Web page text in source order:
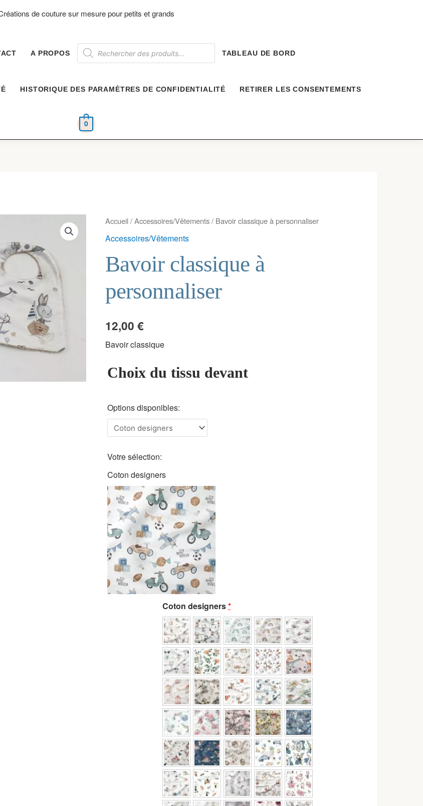
de couture sur mesure pour petits et grands
A PROPOS
Recherche
de
produits
TABLEAU DE BORD
HISTORIQUE DES PARAMÈTRES DE CONFIDENTIALITÉ RETIRER LES CONSENTEMENTS
0
Accueil/Accessoires/Vêtements/ Bavoir classique à personnaliser
Accessoires/Vêtements
Bavoir classique à
personnaliser
12,00 €
Bavoir classique
Choix du tissu devant
Options disponibles:
Votre sélection:
Coton designers
Coton designers*